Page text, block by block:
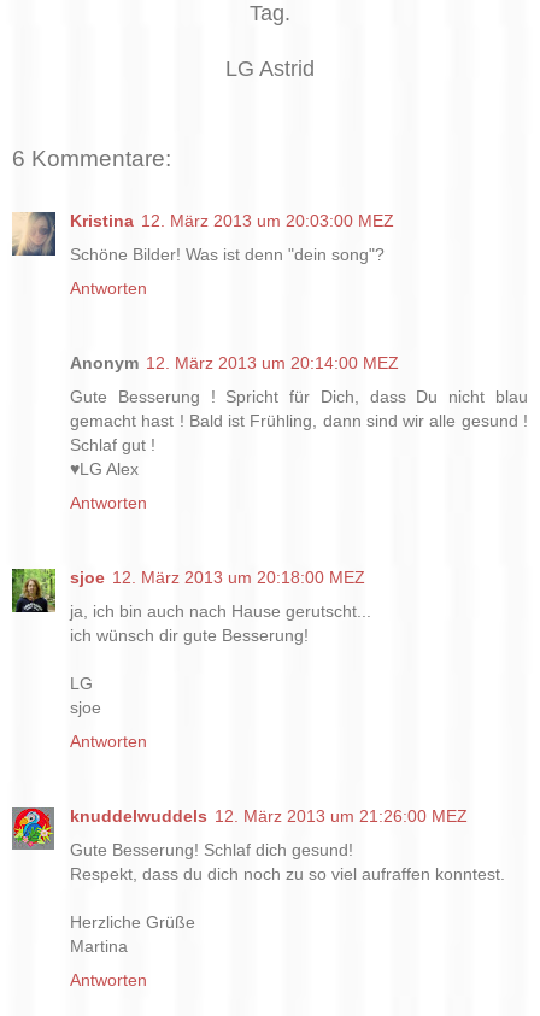
Tag.
LG Astrid
6 Kommentare:
Kristina 12. März 2013 um 20:03:00 MEZ
Schöne Bilder! Was ist denn "dein song"?
Antworten
Anonym 12. März 2013 um 20:14:00 MEZ
Gute Besserung ! Spricht für Dich, dass Du nicht blau
gemacht hast ! Bald ist Frühling, dann sind wir alle gesund !
Schlaf gut !
♥LG Alex
Antworten
sjoe 12. März 2013 um 20:18:00 MEZ
ja, ich bin auch nach Hause gerutscht...
ich wünsch dir gute Besserung!
LG
sjoe
Antworten
knuddelwuddels 12. März 2013 um 21:26:00 MEZ
Gute Besserung! Schlaf dich gesund!
Respekt, dass du dich noch zu so viel aufraffen konntest.
Herzliche Grüße
Martina
Antworten